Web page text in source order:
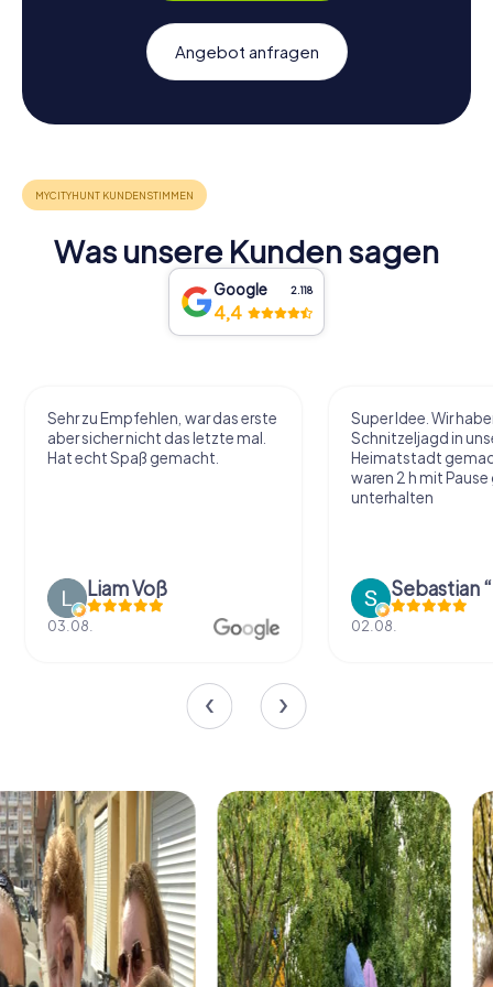
Angebot anfragen
Was unsere Kunden sagen
Google 2.118
4,4
Sehr zu Empfehlen, war das erste
aber sicher nicht das letzte mal.
Hat echt Spaß gemacht.
Liam Voß
03.08.
Super Idee. Wir
Schnitzeljagd in
Heimatstadt
waren 2 h mit
unterhalten
02.08.